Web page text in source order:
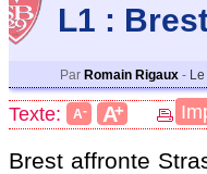
L1 :
Par Romain Rigaux - Le
Texte: A- A+
Brest affronte